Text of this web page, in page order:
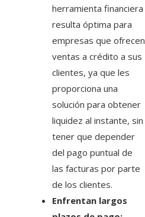
herramienta financiera
resulta óptima para
empresas que ofrecen
ventas a crédito a sus
clientes, ya que les
proporciona una
solución para obtener
liquidez al instante, sin
tener que depender
del pago puntual de
las facturas por parte
de los clientes.
Enfrentan largos